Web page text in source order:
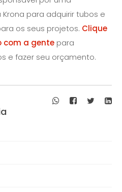
para adquirir tubos e
os seus projetos. Clique
com a gente para
e fazer seu orçamento.